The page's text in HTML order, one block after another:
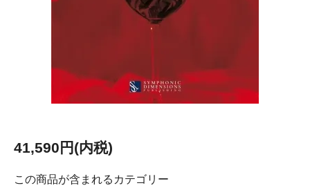
41,590円(内税)
この商品が含まれるカテゴリー